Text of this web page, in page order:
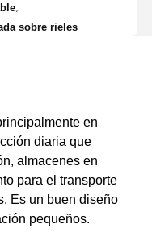
sobre rieles
en
diaria que
almacenes en
para el transporte
Es un buen diseño
pequeños.